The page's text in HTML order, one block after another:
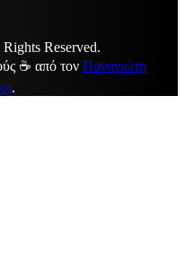
Reserved.
☕ από τον Παναγιώτη
.